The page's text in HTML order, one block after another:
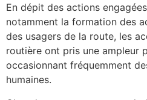
En dépit des actions
notamment la formation des
des usagers de la route, les
routière ont pris une ampleur
occasionnant fréquemment
humaines.